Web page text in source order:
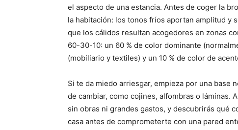
el aspecto de una estancia. Antes de coger la
la habitación: los tonos fríos aportan amplitud y
que los cálidos resultan acogedores en zonas
60-30-10: un 60 % de color dominante
(mobiliario y textiles) y un 10 % de color de
Si te da miedo arriesgar, empieza por una base
de cambiar, como cojines, alfombras o láminas.
sin obras ni grandes gastos, y descubrirás qué
casa antes de comprometerte con una pared